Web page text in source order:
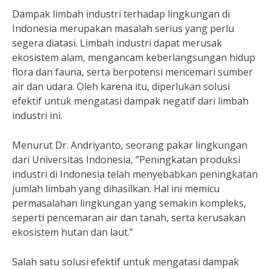
Dampak limbah industri terhadap lingkungan di
Indonesia merupakan masalah serius yang perlu
segera diatasi. Limbah industri dapat merusak
ekosistem alam, mengancam keberlangsungan hidup
flora dan fauna, serta berpotensi mencemari sumber
air dan udara. Oleh karena itu, diperlukan solusi
efektif untuk mengatasi dampak negatif dari limbah
industri ini.
Menurut Dr. Andriyanto, seorang pakar lingkungan
dari Universitas Indonesia, “Peningkatan produksi
industri di Indonesia telah menyebabkan peningkatan
jumlah limbah yang dihasilkan. Hal ini memicu
permasalahan lingkungan yang semakin kompleks,
seperti pencemaran air dan tanah, serta kerusakan
ekosistem hutan dan laut.”
Salah satu solusi efektif untuk mengatasi dampak